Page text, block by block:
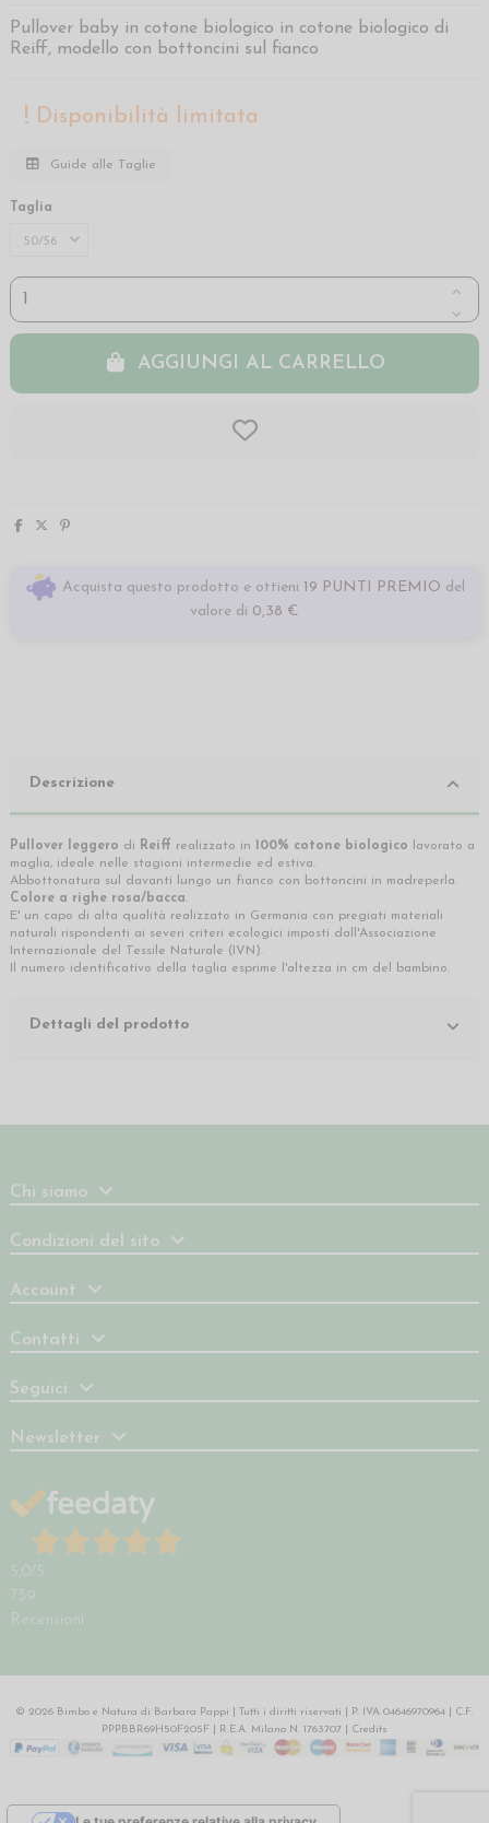
Pullover baby in cotone biologico in cotone biologico di
Reiff, modello con bottoncini sul fianco
Disponibilità limitata
Guide alle Taglie
Taglia
AGGIUNGI AL CARRELLO
Acquista questo prodotto e ottieni 19 PUNTI PREMIO del
valore di 0,38 €
Descrizione
Pullover leggero di Reiff realizzato in 100% cotone biologico lavorato a
maglia, ideale nelle stagioni intermedie ed estiva.
Abbottonatura sul davanti lungo un fianco con bottoncini in madreperla.
Colore a righe rosa/bacca.
E' un capo di alta qualità realizzato in Germania con pregiati materiali
naturali rispondenti ai severi criteri ecologici imposti dall'Associazione
Internazionale del Tessile Naturale (IVN).
Il numero identificativo della taglia esprime l'altezza in cm del bambino.
Dettagli del prodotto
Chi siamo
Condizioni del sito
Account
Contatti
Seguici
Newsletter
5,0 /5
739
Recensioni
© 2026 Bimbo e Natura di Barbara Pappi | Tutti i diritti riservati | P. IVA 04646970964 | C.F.
PPPBBR69H50F205F | R.E.A. Milano N. 1763707 | Credits